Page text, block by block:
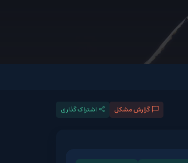
گزارش مشکل اشتراک گذاری